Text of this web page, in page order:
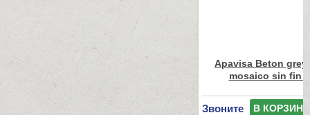
Apavisa Beton
mosaico sin fin
Звоните В КОРЗИНУ